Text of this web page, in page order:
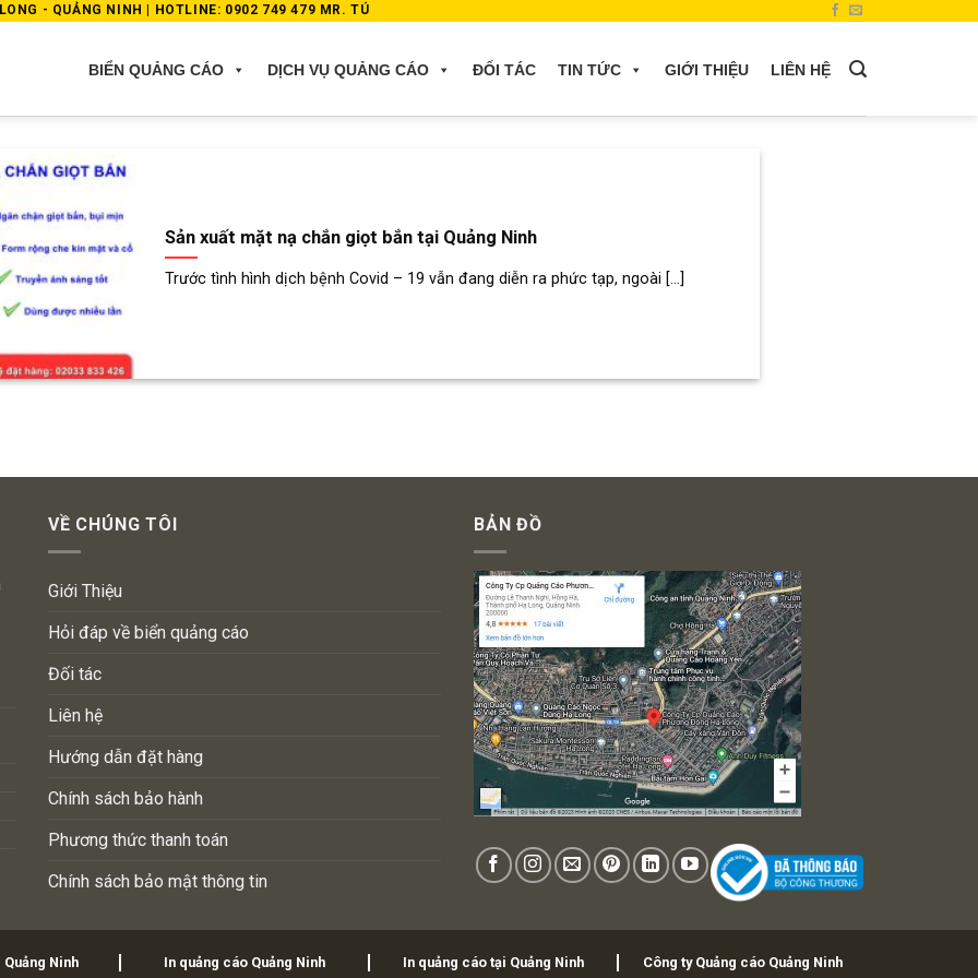
- QUẢNG NINH | HOTLINE: 0902 749 479 MR. TÚ
BIỂN QUẢNG CÁO DỊCH VỤ QUẢNG CÁO ĐỐI TÁC TIN TỨC GIỚI THIỆU LIÊN HỆ
Sản xuất mặt nạ chắn giọt bắn tại Quảng Ninh
Trước tình hình dịch bệnh Covid – 19 vẫn đang diễn ra phức tạp, ngoài [...]
VỀ CHÚNG TÔI
Giới Thiệu
Hỏi đáp về biển quảng cáo
Đối tác
Liên hệ
Hướng dẫn đặt hàng
Chính sách bảo hành
Phương thức thanh toán
Chính sách bảo mật thông tin
BẢN ĐỒ
Ninh In quảng cáo Quảng Ninh In quảng cáo tại Quảng Ninh Công ty Quảng cáo Quảng Ninh